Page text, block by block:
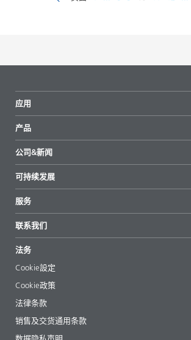
应用
产品
所有产品
重点推荐
公司&新闻
新闻
新闻和媒体
地区和分销商
展会和活动
可持续发展
可持续产品
成功案例
EcoVadis
认证
服务
起始配方
文章
电子书
法规事务
助剂指南 App
视频
联系我们
法务
Cookie設定
Cookie政策
法律条款
销售及交货通用条款